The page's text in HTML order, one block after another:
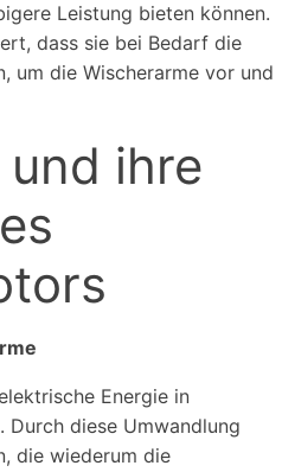
Leistung bieten können.
dass sie bei Bedarf die
um die Wischerarme vor und
ihre
Energie in
Durch diese Umwandlung
die wiederum die